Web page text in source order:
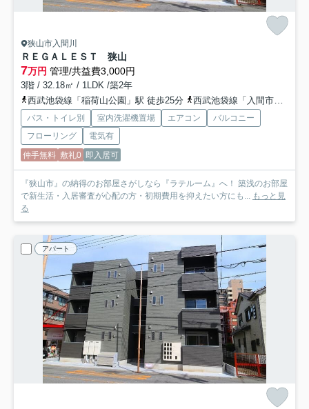
狭山市入間川
ＲＥＧＡＬＥＳＴ 狭山
7万円 管理/共益費3,000円
3階 / 32.18㎡ / 1LDK /築2年
西武池袋線「稲荷山公園」駅 徒歩25分
西武池袋線「入間市」駅 バス21分 西武バス「社会福祉会館（狭山市）」 停歩2分
バス・トイレ別 室内洗濯機置場 エアコン
バルコニー
フローリング
電気有
仲手無料 敷礼0 即入居可
『狭山市』の納得のお部屋さがしなら『ラテルーム』へ！ 築浅のお部屋
で新生活・入居審査が心配の方・初期費用を抑えたい方にも... もっと見
る
アパート